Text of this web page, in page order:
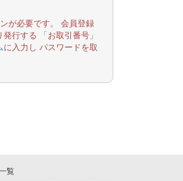
が必要です。 会員登録
行する 「お取引番号」
に入力し パスワードを取
覧